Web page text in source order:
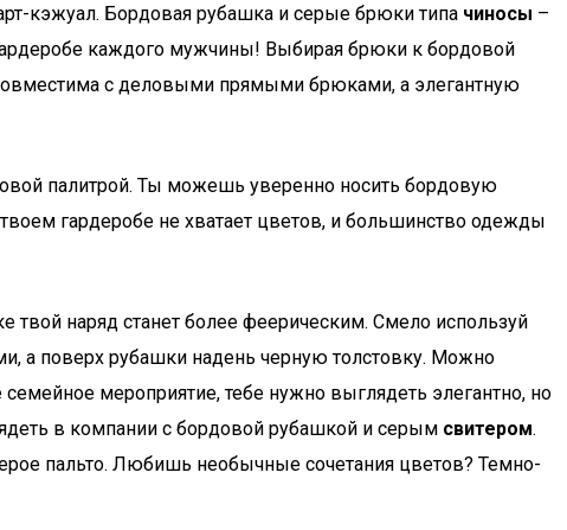
кэжуал. Бордовая рубашка и серые брюки типа чиносы –
каждого мужчины! Выбирая брюки к бордовой
с деловыми прямыми брюками, а элегантную
палитрой. Ты можешь уверенно носить бордовую
гардеробе не хватает цветов, и большинство одежды
наряд станет более феерическим. Смело используй
а поверх рубашки надень черную толстовку. Можно
мероприятие, тебе нужно выглядеть элегантно, но
в компании с бордовой рубашкой и серым свитером.
пальто. Любишь необычные сочетания цветов? Темно-